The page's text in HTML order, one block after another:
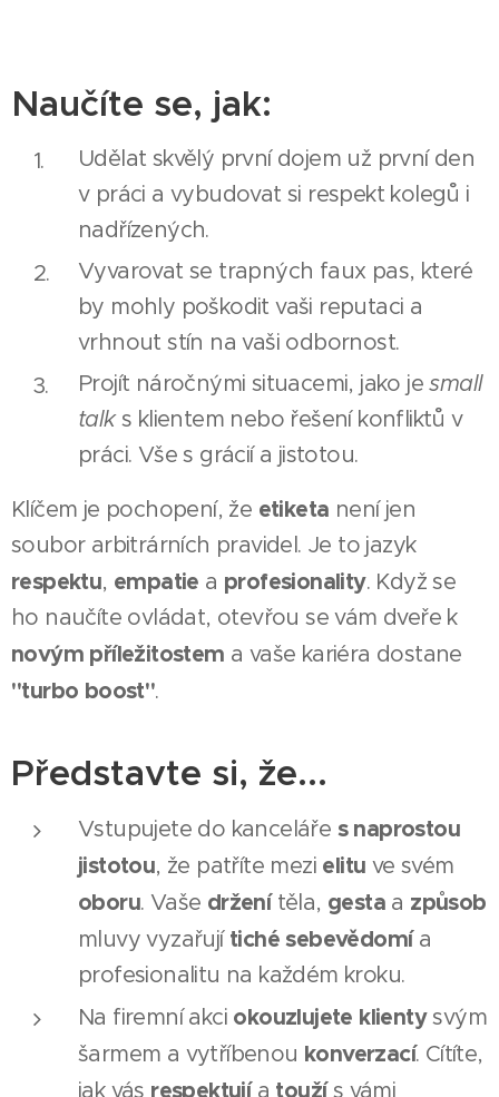
Naučíte se, jak:
Udělat skvělý první dojem už první den
v práci a vybudovat si respekt kolegů i
nadřízených.
Vyvarovat se trapných faux pas, které
by mohly poškodit vaši reputaci a
vrhnout stín na vaši odbornost.
Projít náročnými situacemi, jako jesmall
talks klientem nebo řešení konfliktů v
práci. Vše s grácií a jistotou.
Klíčem je pochopení, že etiketa není jen
soubor arbitrárních pravidel. Je to jazyk
respektu, empatie a profesionality. Když se
ho naučíte ovládat, otevřou se vám dveře k
novým příležitostem a vaše kariéra dostane
"turbo boost".
Představte si, že...
Vstupujete do kanceláře s naprostou
jistotou, že patříte mezi elitu ve svém
oboru. Vaše držení těla, gesta a způsob
mluvy vyzařují tiché sebevědomía
profesionalitu na každém kroku.
Na firemní akci okouzlujete klientysvým
šarmem a vytříbenou konverzací. Cítíte,
jak vás respektují a toužís vámi